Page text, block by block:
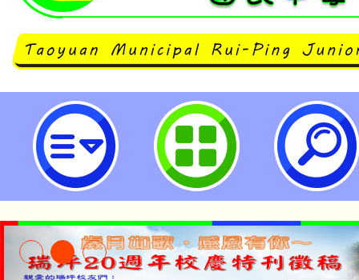
有關行政院人事行政總處修正「友
福利服務措施推動方案」名稱為「
工福利服務措施推動方案」，並自
生效-桃園市立瑞坪國民中學